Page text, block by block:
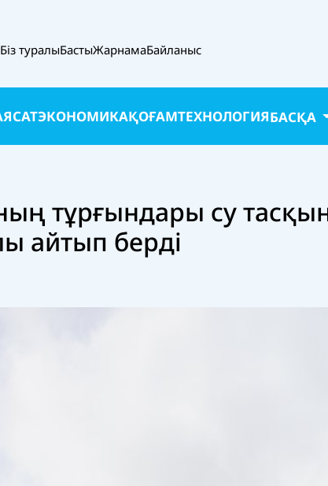
Біз туралыБастыЖарнамаБайланыс
ЭКОНОМИКАҚОҒАМТЕХНОЛОГИЯБАСҚА
тұрғындары су
айтып берді